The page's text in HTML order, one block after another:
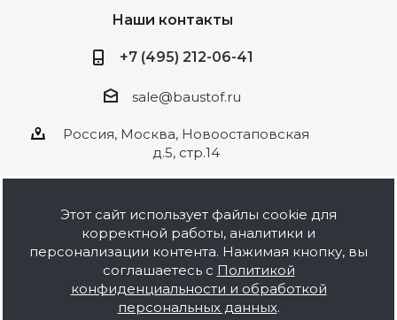
Наши контакты
+7 (495) 212-06-41
sale@baustof.ru
Россия, Москва, Новоостаповская
д.5, стр.14
2026 © ООО Баустов. Собственное
производство лакокрасочной продукции,
оптовая и розничная продажа строительных
материалов, комплектация объектов под ключ.
Этот сайт использует файлы cookie для
корректной работы, аналитики и
персонализации контента. Нажимая кнопку, вы
соглашаетесь с Политикой
конфиденциальности и обработкой
персональных данных.